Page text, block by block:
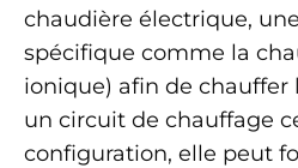
chaudière électrique,
spécifique comme la
ionique) afin de chauffer
un circuit de chauffage
configuration, elle peut